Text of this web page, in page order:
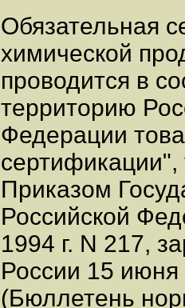
Обязательная
химической
проводится в
территорию
Федерации
Приказом
Российской
1994 г. N 217,
России 15 июня
(Бюллетень